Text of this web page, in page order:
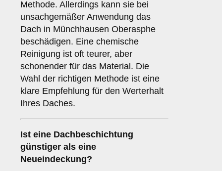
Methode. Allerdings kann sie bei
unsachgemäßer Anwendung das
Dach in Münchhausen Oberasphe
beschädigen. Eine chemische
Reinigung ist oft teurer, aber
schonender für das Material. Die
Wahl der richtigen Methode ist eine
klare Empfehlung für den Werterhalt
Ihres Daches.
Ist eine Dachbeschichtung
günstiger als eine
Neueindeckung?